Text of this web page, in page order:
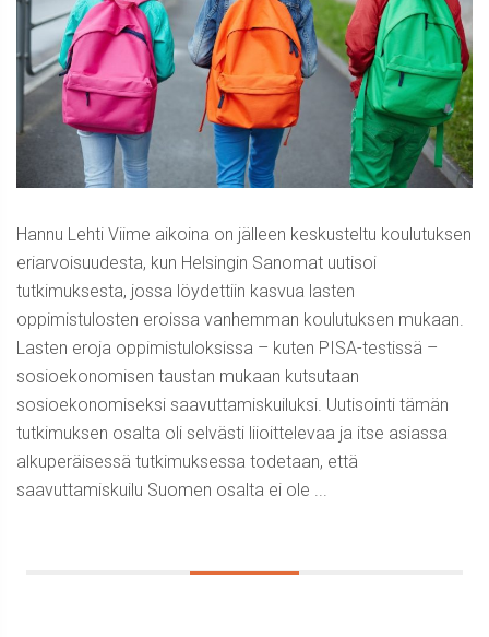
Hannu Lehti Viime aikoina on jälleen keskusteltu koulutuksen
eriarvoisuudesta, kun Helsingin Sanomat uutisoi
tutkimuksesta, jossa löydettiin kasvua lasten
oppimistulosten eroissa vanhemman koulutuksen mukaan.
Lasten eroja oppimistuloksissa – kuten PISA-testissä –
sosioekonomisen taustan mukaan kutsutaan
sosioekonomiseksi saavuttamiskuiluksi. Uutisointi tämän
tutkimuksen osalta oli selvästi liioittelevaa ja itse asiassa
alkuperäisessä tutkimuksessa todetaan, että
saavuttamiskuilu Suomen osalta ei ole ...